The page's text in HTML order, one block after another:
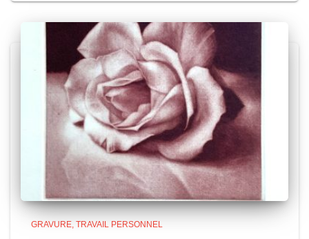
GRAVURE TRAVAIL PERSONNEL